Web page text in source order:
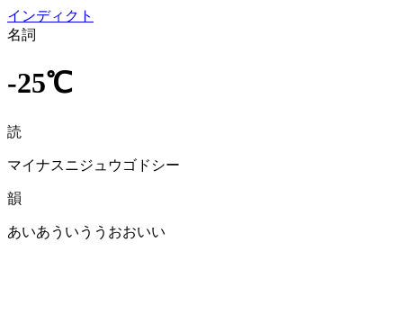
インディクト
名詞
-25℃
読
マイナスニジュウゴドシー
韻
あいあういううおおいい